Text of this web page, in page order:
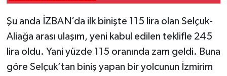
Şu anda İZBAN’da ilk binişte 115 lira olan Selçuk-
Aliağa arası ulaşım, yeni kabul edilen teklifle 245
lira oldu. Yani yüzde 115 oranında zam geldi. Buna
göre Selçuk’tan biniş yapan bir yolcunun İzmirim